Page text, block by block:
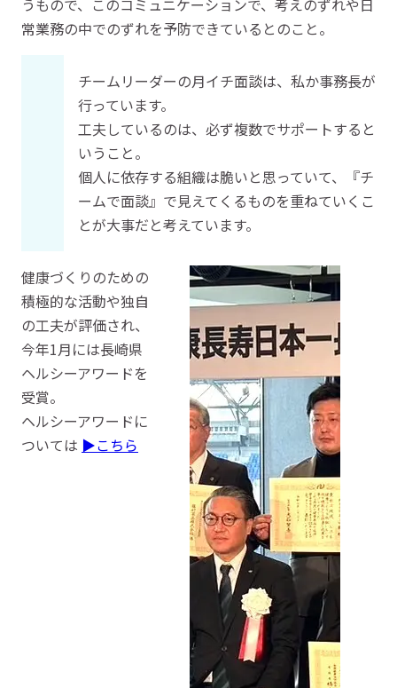
うもので、このコミュニケーションで、考えのずれや日
常業務の中でのずれを予防できているとのこと。
チームリーダーの月イチ面談は、私か事務長が
行っています。
工夫しているのは、必ず複数でサポートすると
いうこと。
個人に依存する組織は脆いと思っていて、『チ
ームで面談』で見えてくるものを重ねていくこ
とが大事だと考えています。
健康づくりのための
積極的な活動や独自
の工夫が評価され、
今年1月には長崎県
ヘルシーアワードを
受賞。
ヘルシーアワードに
ついては ▶こちら